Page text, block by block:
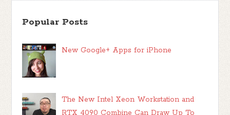
Popular Posts
New Google+ Apps for iPhone
The New Intel Xeon Workstation and
RTX 4090 Combine Can Draw Up To